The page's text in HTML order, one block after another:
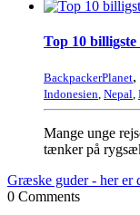
Top 10
BackpackerPlanet,
Indonesien, Nepal,
Mange unge
tænker på
Græske guder - her er
0 Comments